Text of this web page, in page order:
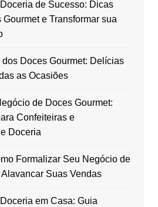
de Sucesso: Dicas
e Transformar sua
Doces Gourmet: Delícias
as Ocasiões
de Doces Gourmet:
Confeiteiras e
Doceria
Formalizar Seu Negócio de
Suas Vendas
em Casa: Guia